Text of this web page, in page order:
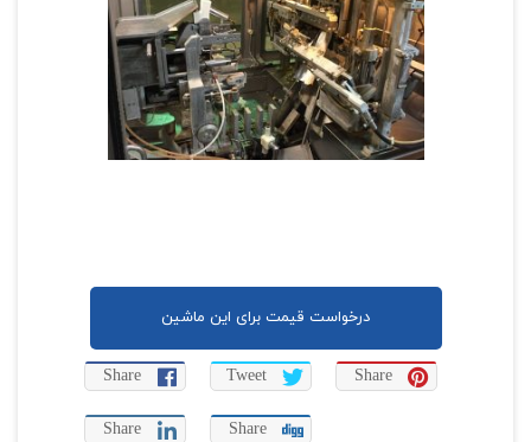
درخواست قیمت برای این ماشین
Share Tweet Share
Share Share